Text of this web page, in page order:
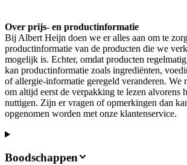
Over prijs- en productinformatie
Bij Albert Heijn doen we er alles aan om te
productinformatie van de producten die we
mogelijk is. Echter, omdat producten
kan productinformatie zoals ingrediënten,
of allergie-informatie geregeld veranderen. We
om altijd eerst de verpakking te lezen alvorens
nuttigen. Zijn er vragen of opmerkingen dan
opgenomen worden met onze klantenservice.
Boodschappen